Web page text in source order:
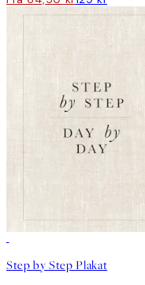
Step by Step Plakat